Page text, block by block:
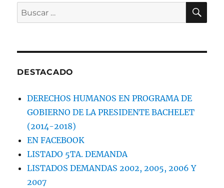
Buscar
por:
DESTACADO
DERECHOS HUMANOS EN PROGRAMA DE
GOBIERNO DE LA PRESIDENTE BACHELET
(2014-2018)
EN FACEBOOK
LISTADO 5TA. DEMANDA
LISTADOS DEMANDAS 2002, 2005, 2006 Y
2007